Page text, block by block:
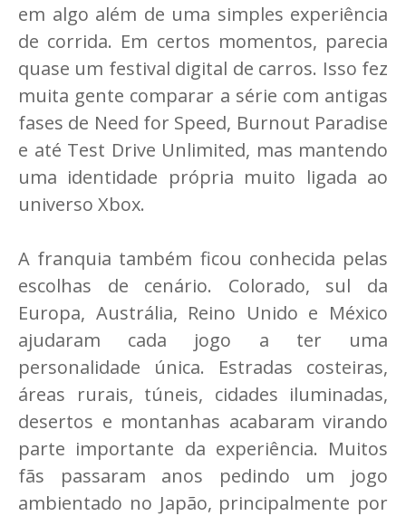
em algo além de uma simples experiência
de corrida. Em certos momentos, parecia
quase um festival digital de carros. Isso fez
muita gente comparar a série com antigas
fases de Need for Speed, Burnout Paradise
e até Test Drive Unlimited, mas mantendo
uma identidade própria muito ligada ao
universo Xbox.
A franquia também ficou conhecida pelas
escolhas de cenário. Colorado, sul da
Europa, Austrália, Reino Unido e México
ajudaram cada jogo a ter uma
personalidade única. Estradas costeiras,
áreas rurais, túneis, cidades iluminadas,
desertos e montanhas acabaram virando
parte importante da experiência. Muitos
fãs passaram anos pedindo um jogo
ambientado no Japão, principalmente por